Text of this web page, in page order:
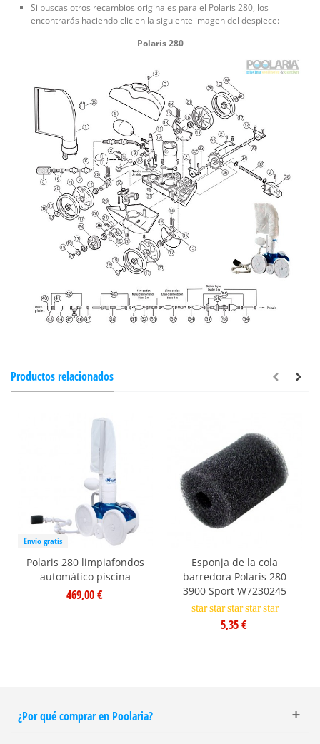
Si buscas otros recambios originales para el Polaris 280, los
encontrarás haciendo clic en la siguiente imagen del despiece:
Polaris 280
Productos relacionados
Envío gratis
Polaris 280 limpiafondos
automático piscina
469,00 €
Esponja de la cola
barredora Polaris 280
3900 Sport W7230245
star star star star star
5,35 €
¿Por qué comprar en Poolaria?